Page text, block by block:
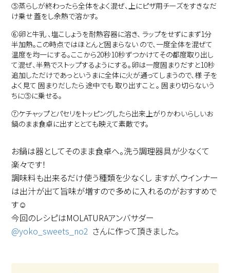
⑤蒸らしが終わったら全体をよく混ぜ、上にピザ用チーズをすきなだ
け乗せ 蓋をし余熱で溶かす。
⑥卵と牛乳 、塩こしょうを耐熱容器に溶き、 ラップをせずにまず1分
半加熱。この時点ではほとんど固まらない ので、一度全体を混ぜて
温度を均一にする。ここから20秒10秒ずつかけてその都度取り出し
て混ぜ、半熟でストップするようにする。卵は一度固まりだすと10秒
追加しただけであっというまに全体に火が通ってしまうので、様 子を
よく見て 固まりだしたら 途中でも 取り出すこと 。 固まり切らないう
ちに⑤に乗せる。
⑦ケチャップとパセリをトッピングしたら出来上がりかわいらしいお
鍋のまま食卓に出すととても映えて素敵です。
お鍋は器としてそのまま食卓へ。洗う調理器具が少なくて
楽々です！
調味料も出来るだけ使う種類を少なくし ますが、ウインナー
は出汁が出て旨味が増すので多めに入れるのがおすすめで
す☺️
今回のレシピはMOLATURAアンバサダー
@yoko_sweets_no2 さんに作って頂きました。